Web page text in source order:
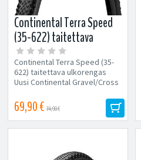
Continental Terra Speed
(35-622) taitettava
ulkorengas (Musta)
Continental Terra Speed (35-
622) taitettava ulkorengas
Uusi Continental Gravel/Cross
69,90 € 74,90 €